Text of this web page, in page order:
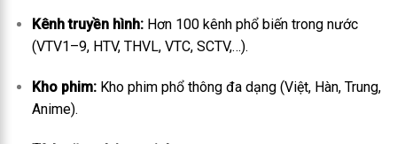
Kênh truyền hình:Hơn 100 kênh phổ biến trong nước
(VTV1–9, HTV, THVL, VTC, SCTV,…).
Kho phim:Kho phim phổ thông đa dạng (Việt, Hàn, Trung,
Anime).